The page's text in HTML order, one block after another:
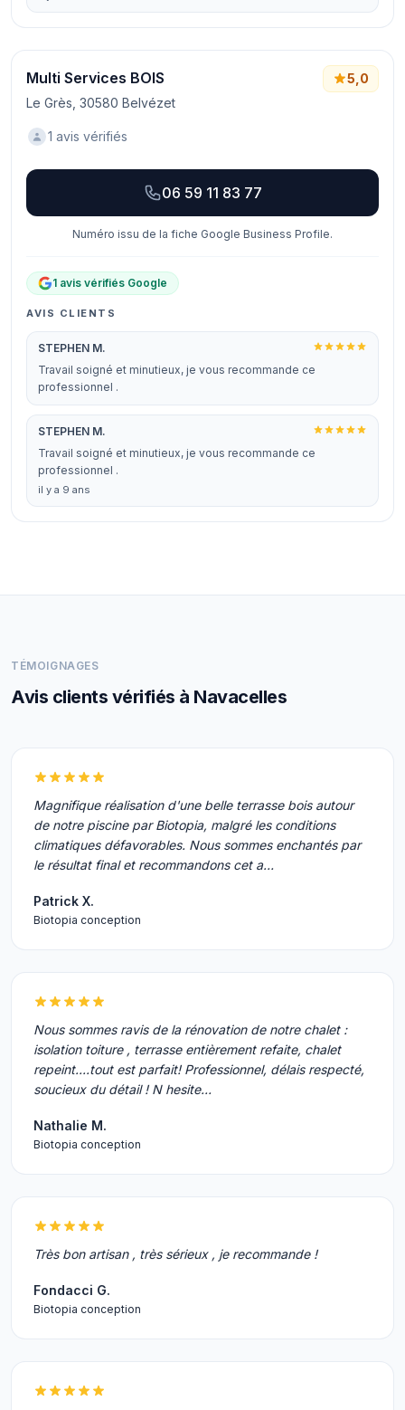
Multi Services BOIS
Le Grès, 30580 Belvézet
5,0
1 avis vérifiés
06 59 11 83 77
Numéro issu de la fiche Google Business Profile.
1 avis vérifiés Google
AVIS CLIENTS
STEPHEN M.
Travail soigné et minutieux, je vous recommande ce
professionnel .
STEPHEN M.
Travail soigné et minutieux, je vous recommande ce
professionnel .
il y a 9 ans
TÉMOIGNAGES
Avis clients vérifiés à Navacelles
Magnifique réalisation d'une belle terrasse bois autour
de notre piscine par Biotopia, malgré les conditions
climatiques défavorables. Nous sommes enchantés par
le résultat final et recommandons cet a…
Patrick X.
Biotopia conception
Nous sommes ravis de la rénovation de notre chalet :
isolation toiture , terrasse entièrement refaite, chalet
repeint....tout est parfait! Professionnel, délais respecté,
soucieux du détail ! N hesite…
Nathalie M.
Biotopia conception
Très bon artisan , très sérieux , je recommande !
Fondacci G.
Biotopia conception